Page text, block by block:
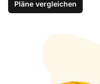
Pläne vergleichen